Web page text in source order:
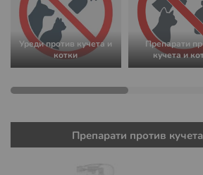
Уреди против кучета и
котки
Препарати
кучета и
Препарати против